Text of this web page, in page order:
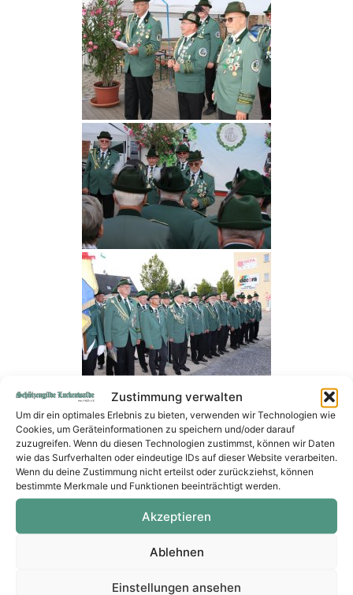
Zustimmung verwalten
Um dir ein optimales Erlebnis zu bieten, verwenden wir Technologien wie
Cookies, um Geräteinformationen zu speichern und/oder darauf
zuzugreifen. Wenn du diesen Technologien zustimmst, können wir Daten
wie das Surfverhalten oder eindeutige IDs auf dieser Website verarbeiten.
Wenn du deine Zustimmung nicht erteilst oder zurückziehst, können
bestimmte Merkmale und Funktionen beeinträchtigt werden.
Akzeptieren
Ablehnen
Einstellungen ansehen